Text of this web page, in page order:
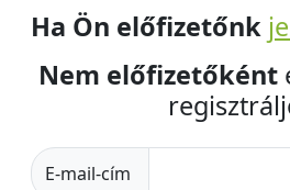
Ha Ön előfizetőnk
Nem előfizetőként
E-mail-cím